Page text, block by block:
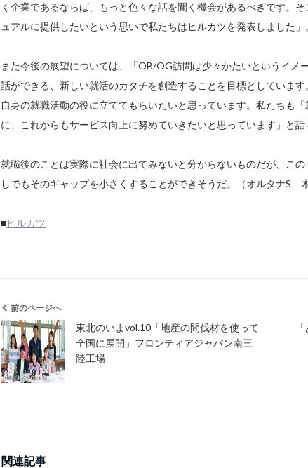
く企業であるならば、もっと色々な話を聞く機会があるべきです。
ュアルに提供したいという思いで私たちはヒルカツを発表しました」
また今後の展望については、「OB/OG訪問は少々かたいというイメ
話ができる、新しい就活のカタチを創造することを目標としていま
自身の就職活動の役に立ててもらいたいと思っています。私たちも
に、これからもサービス向上に努めていきたいと思っています」と話
就職後のことは実際に社会に出てみないと分からないものだが、こ
しでもそのギャップを小さくすることができそうだ。（オルタナS 木
■ヒルカツ
前のページへ
東北のいまvol.10「地産の間伐材を使って
全国に展開」フロンティアジャパン南三
陸工場
関連記事